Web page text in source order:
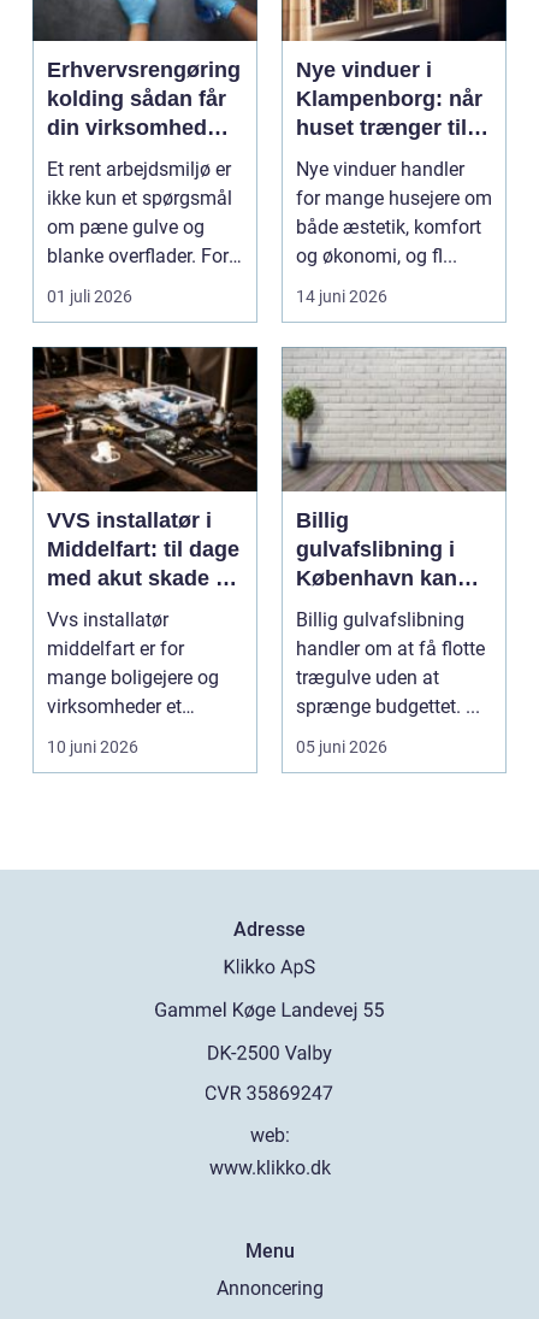
Erhvervsrengøring
kolding sådan får
din virksomhed
mere end bare
rene lokaler
Et rent arbejdsmiljø er
ikke kun et spørgsmål
om pæne gulve og
blanke overflader. For
mange virksomh...
01 juli 2026
Nye vinduer i
Klampenborg: når
huset trænger til
renovering
Nye vinduer handler
for mange husejere om
både æstetik, komfort
og økonomi, og fl...
14 juni 2026
VVS installatør i
Middelfart: til dage
med akut skade og
almindelig service
Vvs installatør
middelfart er for
mange boligejere og
virksomheder et
søgeord, der duk...
10 juni 2026
Billig
gulvafslibning i
København kan
være vejen til
flottere gulve
Billig gulvafslibning
handler om at få flotte
trægulve uden at
sprænge budgettet. ...
05 juni 2026
Adresse
web:
www.klikko.dk
Menu
Annoncering